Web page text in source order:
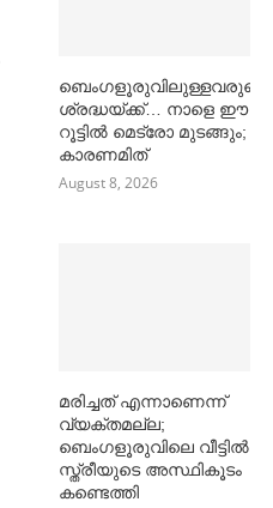
ബെംഗളൂരുവിലുള്ളവരുടെ
ശ്രദ്ധയ്ക്ക്… നാളെ ഈ
റൂട്ടില്‍ മെട്രോ മുടങ്ങും;
കാരണമിത്
August 8, 2026
മരിച്ചത് എന്നാണെന്ന്
വ്യക്തമല്ല;
ബെംഗളൂരുവിലെ വീട്ടില്‍
സ്ത്രീയുടെ അസ്ഥികൂടം
കണ്ടെത്തി